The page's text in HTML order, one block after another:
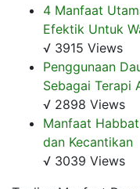
4 Manfaat
Efektik Untuk
√ 3915 Views
Penggunaan
Sebagai Terapi
√ 2898 Views
Manfaat
dan Kecantikan
√ 3039 Views